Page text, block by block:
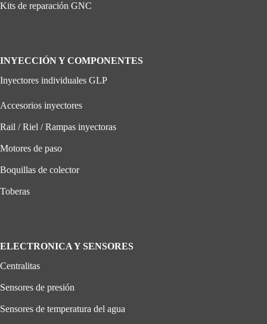
Kits de reparación GNC
INYECCIÓN Y COMPONENTES
Inyectores individuales GLP
Accesorios inyectores
Rail / Riel / Rampas inyectoras
Motores de paso
Boquillas de colector
Toberas
ELECTRONICA Y SENSORES
Centralitas
Sensores de presión
Sensores de temperatura del agua